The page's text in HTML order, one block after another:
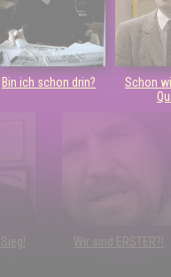
Bin ich schon drin?
Schon
Wir sind ERSTER?!